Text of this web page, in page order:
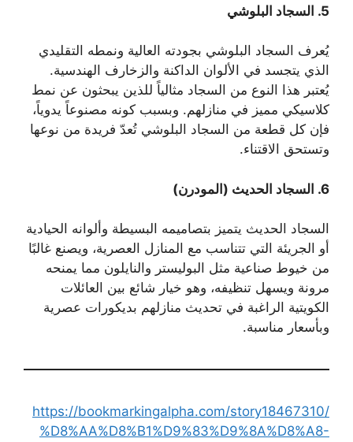
5. السجاد البلوشي
يُعرف السجاد البلوشي بجودته العالية ونمطه التقليدي
الذي يتجسد في الألوان الداكنة والزخارف الهندسية.
يُعتبر هذا النوع من السجاد مثالياً للذين يبحثون عن نمط
كلاسيكي مميز في منازلهم. وبسبب كونه مصنوعاً يدوياً،
فإن كل قطعة من السجاد البلوشي تُعدّ فريدة من نوعها
وتستحق الاقتناء.
6. السجاد الحديث (المودرن)
السجاد الحديث يتميز بتصاميمه البسيطة وألوانه الحيادية
أو الجريئة التي تتناسب مع المنازل العصرية، ويصنع غالبًا
من خيوط صناعية مثل البوليستر والنايلون مما يمنحه
مرونة ويسهل تنظيفه، وهو خيار شائع بين العائلات
الكويتية الراغبة في تحديث منازلهم بديكورات عصرية
وبأسعار مناسبة.
https://bookmarkingalpha.com/story18467310/
%D8%AA%D8%B1%D9%83%D9%8A%D8%A8-